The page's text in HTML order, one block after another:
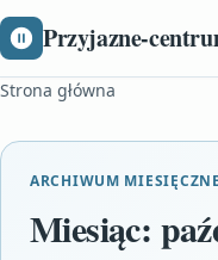
Przyjazne-
Strona główna
ARCHIWUM MIESIĘCZNE
Miesiąc: